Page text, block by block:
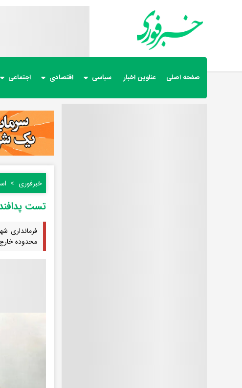
صفحه اصلی عناوین اخبار سیاسی اقتصادی اجتماعی
خبرفوری
تست
محدوده